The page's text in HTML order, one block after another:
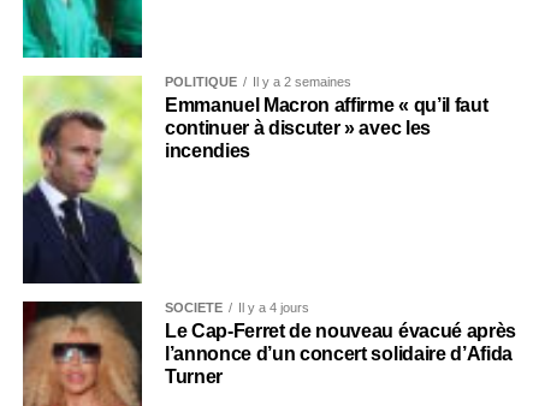
POLITIQUE Il y a 2 semaines
Emmanuel Macron affirme « qu’il faut
continuer à discuter » avec les
incendies
SOCIÉTÉ Il y a 4 jours
Le Cap-Ferret de nouveau évacué après
l’annonce d’un concert solidaire d’Afida
Turner